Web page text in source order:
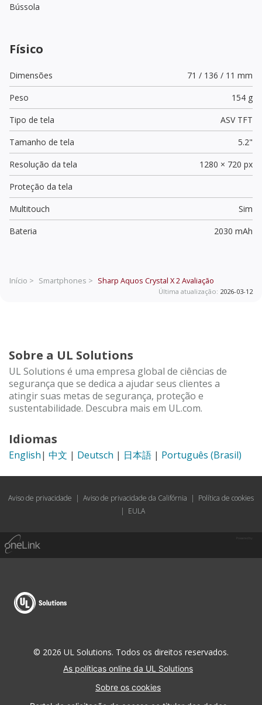
Bússola
Físico
Dimensões
71 / 136 / 11 mm
Peso
154 g
Tipo de tela
ASV TFT
Tamanho de tela
5.2"
Resolução da tela
1280 × 720 px
Proteção da tela
Multitouch
Sim
Bateria
2030 mAh
Início > Smartphones > Sharp Aquos Crystal X 2 Avaliação
Última atualização: 2026-03-12
Sobre a UL Solutions
UL Solutions é uma empresa global de ciências de
segurança que se dedica a ajudar seus clientes a
atingir suas metas de segurança, proteção e
sustentabilidade. Descubra mais em UL.com.
Idiomas
English| 中文 | Deutsch | 日本語 | Português (Brasil)
Aviso de privacidade | Aviso de privacidade da Califórnia | Política de cookies
| EULA
© 2026 UL Solutions. Todos os direitos reservados.
As políticas online da UL Solutions
Sobre os cookies